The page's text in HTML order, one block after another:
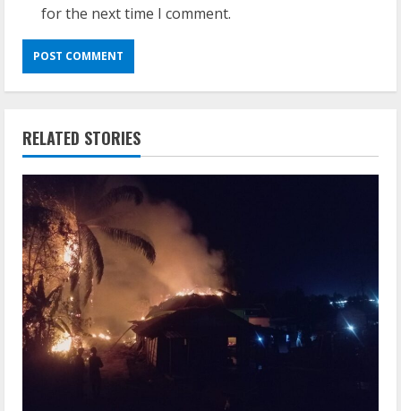
for the next time I comment.
RELATED STORIES
Lan
Dune: Awakening FitGirl Repack +Patch
Direct Link 2026